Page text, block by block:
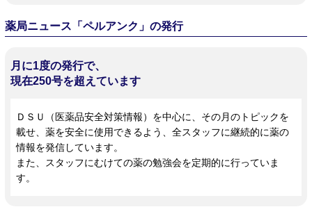
薬局ニュース「ペルアンク」の発行
月に1度の発行で、
現在250号を超えています
ＤＳＵ（医薬品安全対策情報）を中心に、その月のトピックを
載せ、薬を安全に使用できるよう、全スタッフに継続的に薬の
情報を発信しています。
また、スタッフにむけての薬の勉強会を定期的に行っていま
す。